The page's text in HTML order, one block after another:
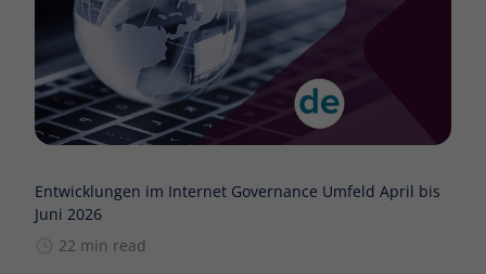
Entwicklungen im Internet Governance Umfeld April bis
Juni 2026
22 min read